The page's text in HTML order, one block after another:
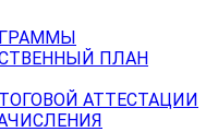
ПЛАН
АТТЕСТАЦИИ